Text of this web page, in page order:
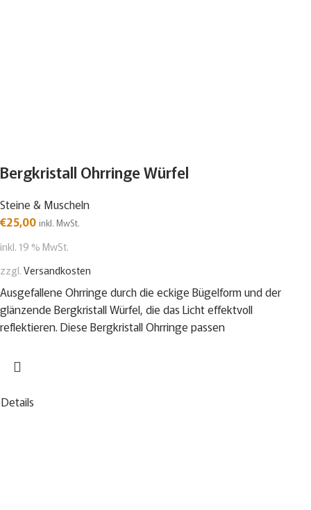
Bergkristall Ohrringe Würfel
Steine & Muscheln
€25,00 inkl. MwSt.
inkl. 19 % MwSt.
zzgl.Versandkosten
Ausgefallene Ohrringe durch die eckige Bügelform und der
glänzende Bergkristall Würfel, die das Licht effektvoll
reflektieren. Diese Bergkristall Ohrringe passen
Details